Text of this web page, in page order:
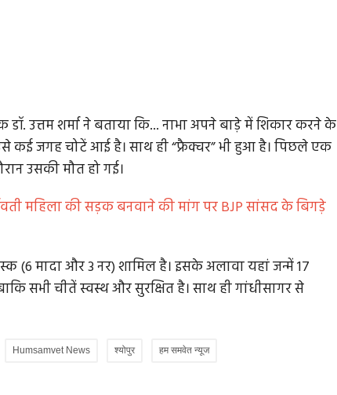
उत्तम शर्मा ने बताया कि... नाभा अपने बाड़े में शिकार करने के
जगह चोटें आई है। साथ ही “फ्रैक्चर” भी हुआ है। पिछले एक
उसकी मौत हो गई।
महिला की सड़क बनवाने की मांग पर BJP सांसद के बिगड़े
मादा और 3 नर) शामिल है। इसके अलावा यहां जन्में 17
सभी चीतें स्वस्थ और सुरक्षित है। साथ ही गांधीसागर से
Humsamvet News श्योपुर हम समवेत न्यूज